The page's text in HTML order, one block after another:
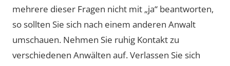
mehrere dieser Fragen nicht mit „ja“ beantworten,
so sollten Sie sich nach einem anderen Anwalt
umschauen. Nehmen Sie ruhig Kontakt zu
verschiedenen Anwälten auf. Verlassen Sie sich